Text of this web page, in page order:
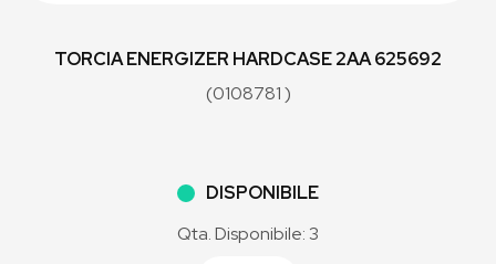
TORCIA ENERGIZER HARDCASE 2AA 625692
(0108781 )
DISPONIBILE
Qta. Disponibile: 3